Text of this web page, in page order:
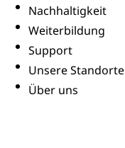
Nachhaltigkeit
Weiterbildung
Support
Unsere Standorte
Über uns